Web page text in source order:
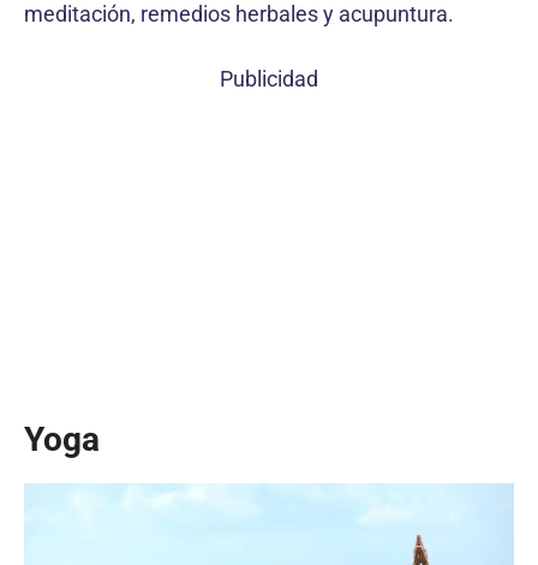
meditación, remedios herbales y acupuntura.
Publicidad
Yoga